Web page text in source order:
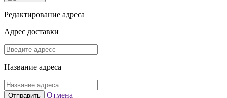
Редактирование адреса
Адрес доставки
Название адреса
Отправить Отмена